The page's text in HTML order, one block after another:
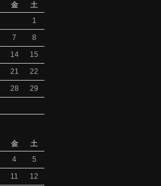
金
土
1
7
8
14
15
21
22
28
29
金
土
4
5
11
12